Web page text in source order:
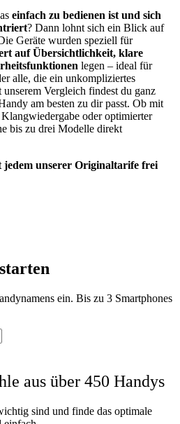
einfach zu bedienen ist und sich
? Dann lohnt sich ein Blick auf
Geräte wurden speziell für
auf Übersichtlichkeit, klare
legen – ideal für
alle, die ein unkompliziertes
Vergleich findest du ganz
am besten zu dir passt. Ob mit
oder optimierter
bis zu drei Modelle direkt
jedem unserer Originaltarife frei
ein. Bis zu 3 Smartphones
aus über 450 Handys
sind und finde das optimale